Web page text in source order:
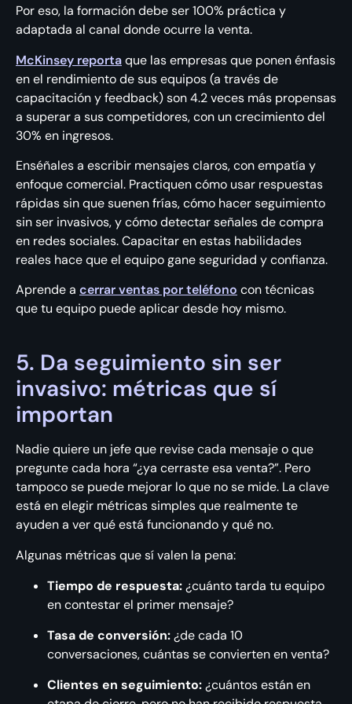
Por eso, la formación debe ser 100% práctica y
adaptada al canal donde ocurre la venta.
McKinsey reportaque las empresas que ponen énfasis
en el rendimiento de sus equipos (a través de
capacitación y feedback) son 4.2 veces más propensas
a superar a sus competidores, con un crecimiento del
30% en ingresos.
Enséñales a escribir mensajes claros, con empatía y
enfoque comercial. Practiquen cómo usar respuestas
rápidas sin que suenen frías, cómo hacer seguimiento
sin ser invasivos, y cómo detectar señales de compra
en redes sociales. Capacitar en estas habilidades
reales hace que el equipo gane seguridad y confianza.
Aprende a cerrar ventas por teléfono con técnicas
que tu equipo puede aplicar desde hoy mismo.
5. Da seguimiento sin ser
invasivo: métricas que sí
importan
Nadie quiere un jefe que revise cada mensaje o que
pregunte cada hora “¿ya cerraste esa venta?”. Pero
tampoco se puede mejorar lo que no se mide. La clave
está en elegir métricas simples que realmente te
ayuden a ver qué está funcionando y qué no.
Algunas métricas que sí valen la pena:
Tiempo de respuesta:¿cuánto tarda tu equipo
en contestar el primer mensaje?
Tasa de conversión:¿de cada 10
conversaciones, cuántas se convierten en venta?
Clientes en seguimiento:¿cuántos están en